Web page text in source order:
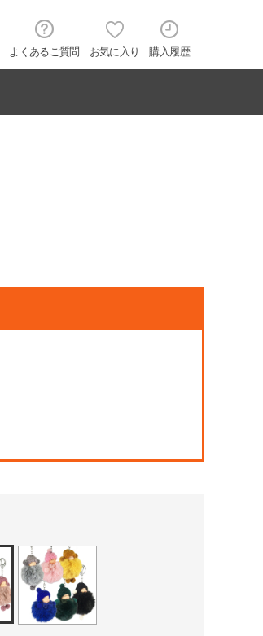
よくあるご質問 お気に入り 購入履歴